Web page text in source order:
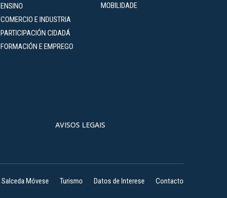
ENSINO
COMERCIO E INDUSTRIA
PARTICIPACIÓN CIDADÁ
FORMACIÓN E EMPREGO
MOBILIDADE
AVISOS LEGAIS
Salceda Móvese Turismo Datos de Interese Contacto